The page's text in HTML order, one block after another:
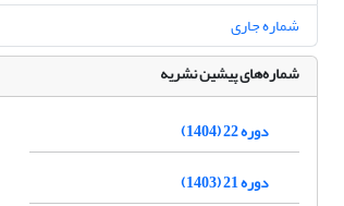
شماره جاری
شماره‌های پیشین نشریه
دوره 22 (1404)
دوره 21 (1403)